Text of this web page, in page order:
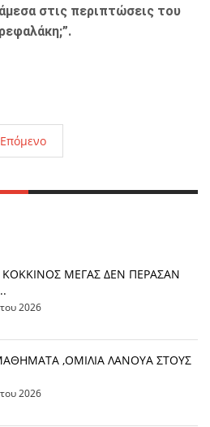
στις περιπτώσεις του
Επόμενο
ΜΕΓΑΣ ΔΕΝ ΠΕΡΑΣΑΝ
2026
,ΟΜΙΛΙΑ ΛΑΝΟΥΑ ΣΤΟΥΣ
2026